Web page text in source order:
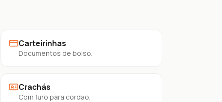
Carteirinhas
Documentos de bolso.
Crachás
Com furo para cordão.